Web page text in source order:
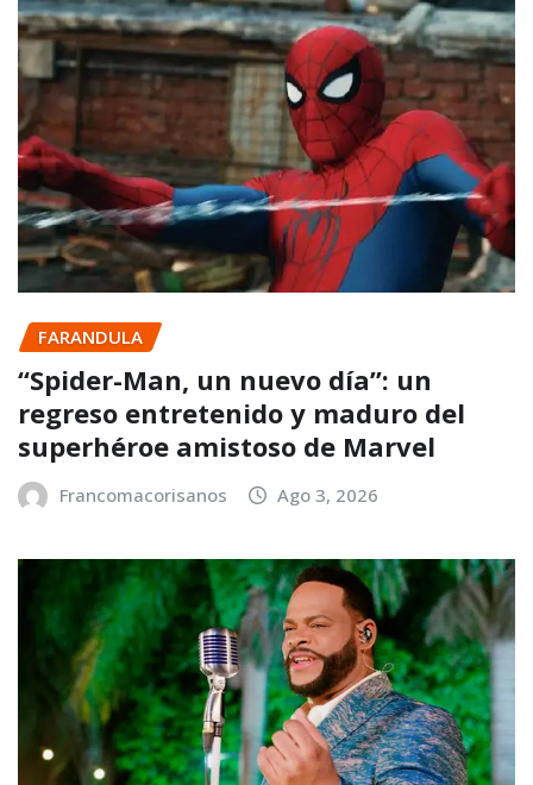
FARANDULA
“Spider-Man, un nuevo día”: un
regreso entretenido y maduro del
superhéroe amistoso de Marvel
Francomacorisanos Ago 3, 2026